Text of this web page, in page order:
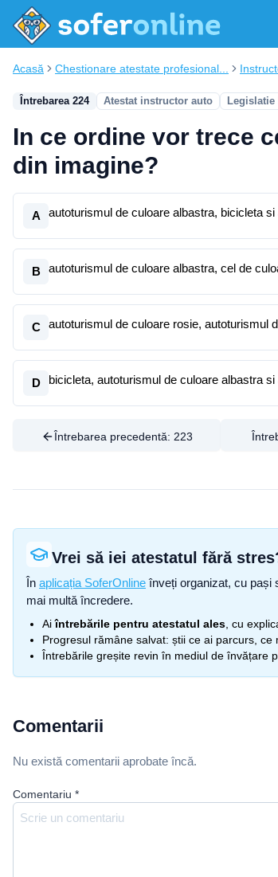
Acasă Chestionare atestate profesional...
Întrebarea 224 Atestat instructor auto Legislatie
In ce ordine vor trece
din imagine?
A autoturismul de culoare albastra, bicicleta
B autoturismul de culoare albastra, cel de
C autoturismul de culoare rosie, autoturismul
D bicicleta, autoturismul de culoare albastra
Întrebarea precedentă: 223
Vrei să iei atestatul fără
În aplicația SoferOnline înveți organizat, cu pași
mai multă încredere.
Aiîntrebările pentru atestatul ales , cu
Progresul rămâne salvat: știi ce ai parcurs,
Întrebările greșite revin în mediul de învățare
Comentarii
Nu există comentarii aprobate încă.
Comentariu *